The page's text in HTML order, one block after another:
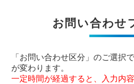
お問い合わせ
「お問い合わせ区分」のご選択
が変わります。
一定時間が経過すると、入力内